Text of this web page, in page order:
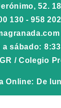
52.
130 - 958
sábado:
/ Colegio
Online: De